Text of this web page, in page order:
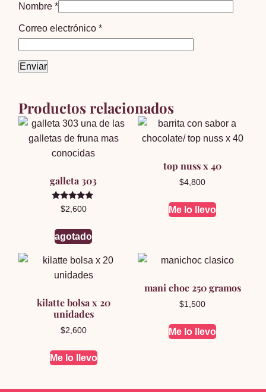
Nombre*
Correo electrónico*
Productos relacionados
galleta 303
Valorado en
5.00
$2,600
agotado
top nuss x 40
$4,800
Me lo llevo
kilatte bolsa x 20
unidades
$2,600
Me lo llevo
mani choc 250 gramos
$1,500
Me lo llevo